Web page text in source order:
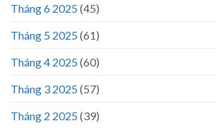
Tháng 6 2025(45)
Tháng 5 2025(61)
Tháng 4 2025(60)
Tháng 3 2025(57)
Tháng 2 2025(39)